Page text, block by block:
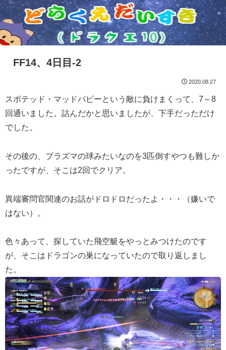
FF14、4日目-2
2020.08.27
スポテッド・マッドパピーという敵に負けまくって、7～8
回通いました。詰んだかと思いましたが、下手だっただけ
でした。
その後の、プラズマの球みたいなのを3匹倒すやつも難しか
ったですが、そこは2回でクリア。
異端審問官関連のお話がドロドロだったよ・・・（嫌いで
はない）。
色々あって、探していた飛空艇をやっとみつけたのです
が、そこはドラゴンの巣になっていたので取り返しまし
た。